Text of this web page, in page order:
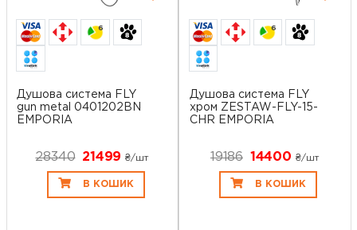
6
Душова система FLY
gun metal 0401202BN
EMPORIA
28340 21499₴/шт
В КОШИК
6
Душова система FLY
хром ZESTAW-FLY-15-
CHR EMPORIA
19186 14400 ₴/шт
В КОШИК